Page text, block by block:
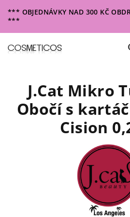
na
obsah
*** OBJEDNÁVKY NAD 300 KČ
***
J.Cat Mikro
Obočí s
Cision